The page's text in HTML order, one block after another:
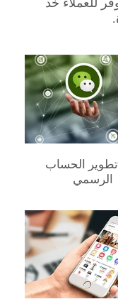
للعملاء خد
كينيا‎ تطوير الحساب
الرسمي